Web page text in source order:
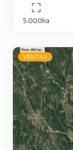
5.000ha
VENTAS